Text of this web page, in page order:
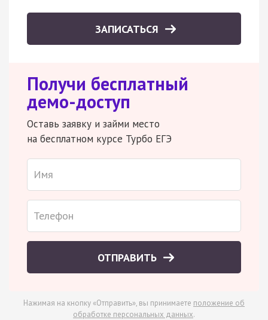
ЗАПИСАТЬСЯ
Получи бесплатный
демо-доступ
Оставь заявку и займи место
на бесплатном курсе Турбо ЕГЭ
ОТПРАВИТЬ
Нажимая на кнопку «Отправить», вы принимаете положение об
обработке персональных данных.